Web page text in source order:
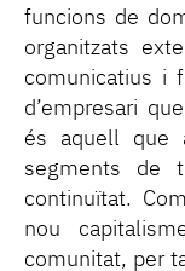
funcions de
organitzats
comunicatius i
d’empresari
és aquell que
segments de
continuïtat.
nou
comunitat, per